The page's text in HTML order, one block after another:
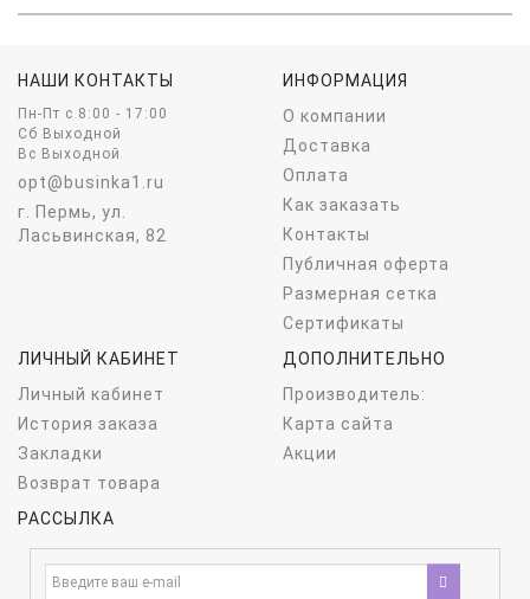
НАШИ КОНТАКТЫ
Пн-Пт c 8:00 - 17:00
Сб Выходной
Вс Выходной
opt@businka1.ru
г. Пермь, ул.
Ласьвинская, 82
ИНФОРМАЦИЯ
О компании
Доставка
Оплата
Как заказать
Контакты
Публичная оферта
Размерная сетка
Сертификаты
ЛИЧНЫЙ КАБИНЕТ
Личный кабинет
История заказа
Закладки
Возврат товара
ДОПОЛНИТЕЛЬНО
Производитель:
Карта сайта
Акции
РАССЫЛКА